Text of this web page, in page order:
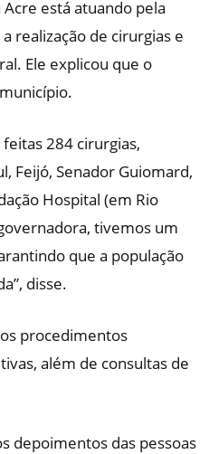
está atuando pela
realização de cirurgias e
Ele explicou que o
284 cirurgias,
Feijó, Senador Guiomard,
Hospital (em Rio
tivemos um
que a população
disse.
procedimentos
além de consultas de
depoimentos das pessoas